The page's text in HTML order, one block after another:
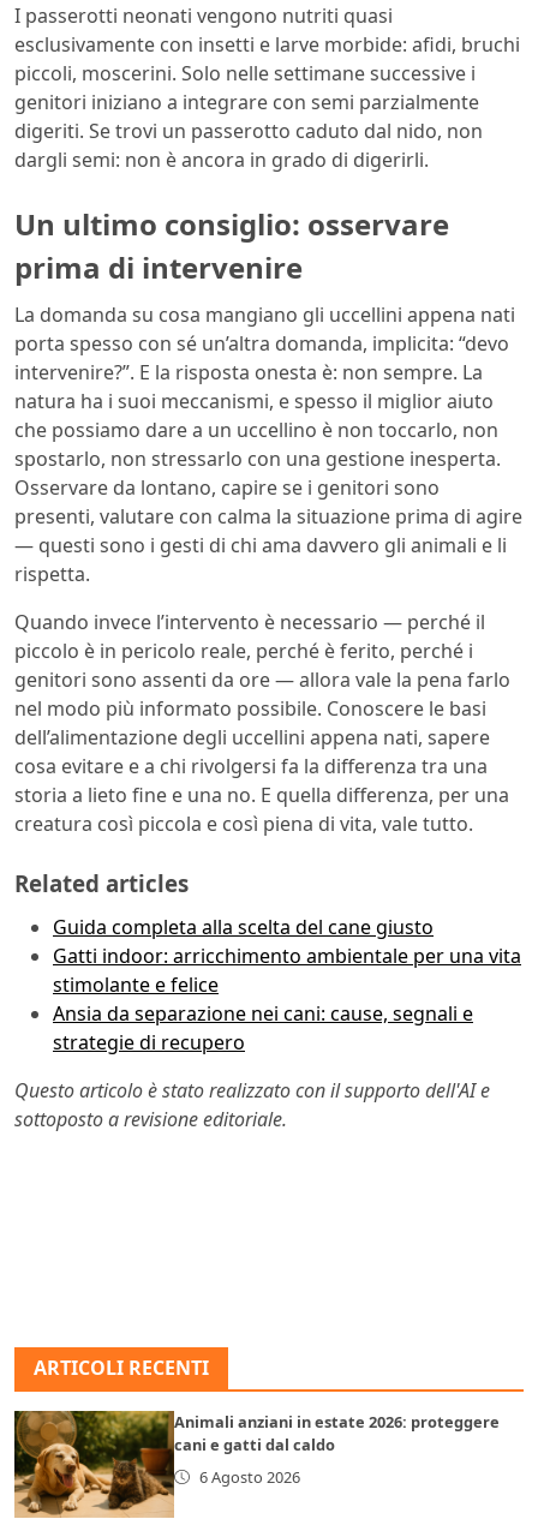
I passerotti neonati vengono nutriti quasi
esclusivamente con insetti e larve morbide: afidi, bruchi
piccoli, moscerini. Solo nelle settimane successive i
genitori iniziano a integrare con semi parzialmente
digeriti. Se trovi un passerotto caduto dal nido, non
dargli semi: non è ancora in grado di digerirli.
Un ultimo consiglio: osservare
prima di intervenire
La domanda su cosa mangiano gli uccellini appena nati
porta spesso con sé un’altra domanda, implicita: “devo
intervenire?”. E la risposta onesta è: non sempre. La
natura ha i suoi meccanismi, e spesso il miglior aiuto
che possiamo dare a un uccellino è non toccarlo, non
spostarlo, non stressarlo con una gestione inesperta.
Osservare da lontano, capire se i genitori sono
presenti, valutare con calma la situazione prima di agire
— questi sono i gesti di chi ama davvero gli animali e li
rispetta.
Quando invece l’intervento è necessario — perché il
piccolo è in pericolo reale, perché è ferito, perché i
genitori sono assenti da ore — allora vale la pena farlo
nel modo più informato possibile. Conoscere le basi
dell’alimentazione degli uccellini appena nati, sapere
cosa evitare e a chi rivolgersi fa la differenza tra una
storia a lieto fine e una no. E quella differenza, per una
creatura così piccola e così piena di vita, vale tutto.
Related articles
Guida completa alla scelta del cane giusto
Gatti indoor: arricchimento ambientale per una vita
stimolante e felice
Ansia da separazione nei cani: cause, segnali e
strategie di recupero
Questo articolo è stato realizzato con il supporto dell'AI e
sottoposto a revisione editoriale.
ARTICOLI RECENTI
Animali anziani in estate 2026: proteggere
cani e gatti dal caldo
6 Agosto 2026